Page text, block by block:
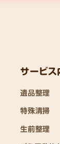
サービス
遺品整理
特殊清掃
生前整理